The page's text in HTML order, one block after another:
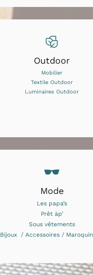
Outdoor
Mobilier
Textile Outdoor
Luminaires Outdoor
Mode
Les papa’s
Prêt àp’
Sous vêtements
Bijoux / Accessoires /